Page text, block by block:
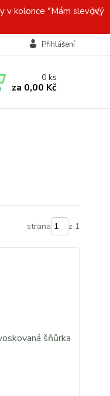
v kolonce "Mám slevový
Přihlášení
0ks
za 0,00 Kč
strana z 1